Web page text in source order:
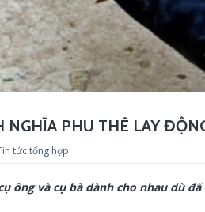
PHU THÊ LAY
tức tổng hợp
ông và cụ bà dành cho nhau dù